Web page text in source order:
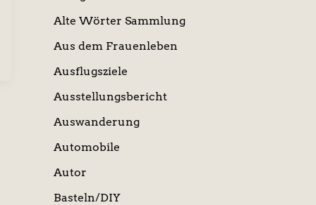
Alte Wörter Sammlung
Aus dem Frauenleben
Ausflugsziele
Ausstellungsbericht
Auswanderung
Automobile
Autor
Basteln/DIY